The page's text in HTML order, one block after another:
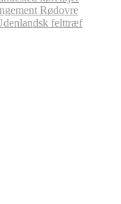
Rødovre
felttræf